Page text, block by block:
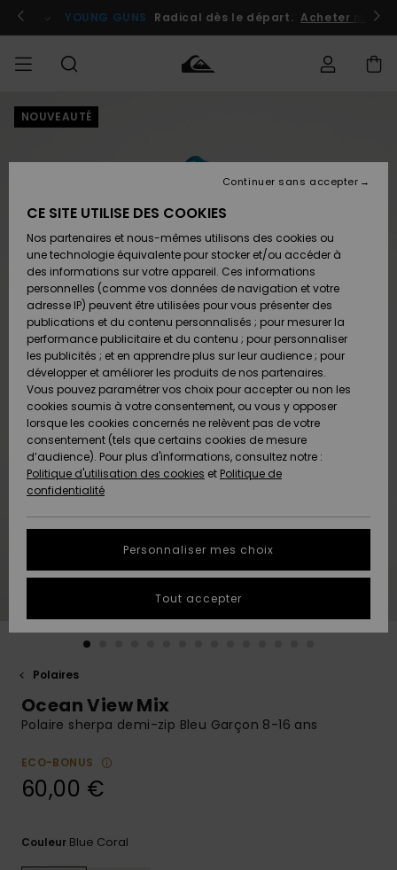
l'information
le
Se connecter / s'inscrire
YOUNG GUNS Radical dès le départ. Acheter
HOMME
Chaussures
& Tongs
Surf
Snow
Nouveautés
A
Découvrir
Chaussures
& Tongs
Surf
Snow
Nouveautés
A
Découvrir
FEMME
A
Découvrir
Snow
SURF
Surf
Shop
Enfant
Highlights
Communauté
SNOW
Snow
Shop
Enfant
Snow
Shop
Femme
A
Découvrir
Communauté
OUTLET
Enfant
Outlet
Femme
AIDE &
CONTACT
Retours
Paiement
Carte
Cadeau
Quiksilver
Freedom
Protection
des
tailles
plus rapide
à votre
question.
MAGASINS
QUIKSILVER
NOUVEAUTÉ
Polaires
Ocean View Mix
Polaire sherpa demi-zip Bleu Garçon 8-16 ans
ECO-BONUS
60,00 €
Couleur Blue Coral
CE SITE UTILISE DES COOKIES
Nos partenaires et nous-mêmes utilisons des cookies ou
une technologie équivalente pour stocker et/ou accéder à
des informations sur votre appareil. Ces informations
personnelles (comme vos données de navigation et votre
adresse IP) peuvent être utilisées pour vous présenter des
publications et du contenu personnalisés ; pour mesurer la
performance publicitaire et du contenu ; pour personnaliser
les publicités ; et en apprendre plus sur leur audience ; pour
développer et améliorer les produits de nos partenaires.
Vous pouvez paramétrer vos choix pour accepter ou non les
cookies soumis à votre consentement, ou vous y opposer
lorsque les cookies concernés ne relèvent pas de votre
consentement (tels que certains cookies de mesure
d’audience). Pour plus d'informations, consultez notre :
Politique d'utilisation des cookies et Politique de
confidentialité
Personnaliser mes choix
Continuer sans accepter
Tout accepter